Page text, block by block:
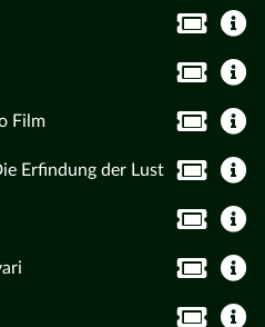
Film
Erfindung der Lust